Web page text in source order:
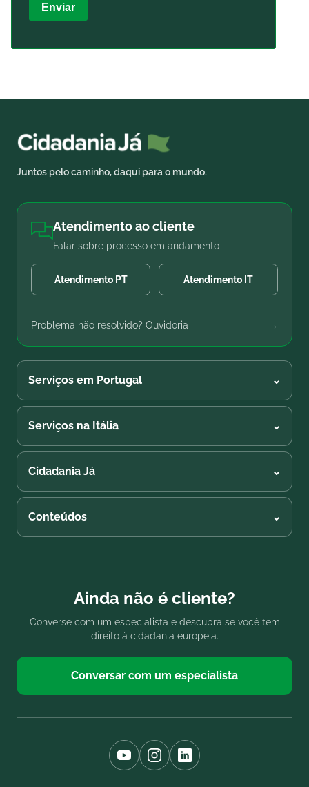
Enviar
Juntos pelo caminho, daqui para o mundo.
Atendimento ao cliente
Falar sobre processo em andamento
Atendimento PT Atendimento IT
Problema não resolvido? Ouvidoria →
Serviços em Portugal ⌄
Serviços na Itália ⌄
Cidadania Já ⌄
Conteúdos ⌄
Ainda não é cliente?
Converse com um especialista e descubra se você tem
direito à cidadania europeia.
Conversar com um especialista